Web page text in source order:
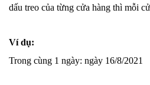
dấu treo của từng cửa hàng thì mỗi
Ví dụ:
Trong cùng 1 ngày: ngày 16/8/2021